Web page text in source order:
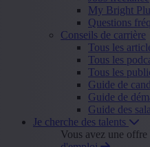
My Bright
Questions
Conseils de carrière
Tous les
Tous les
Tous les
Guide de
Guide de
Guide des
Je cherche des talents
Vous avez une offre